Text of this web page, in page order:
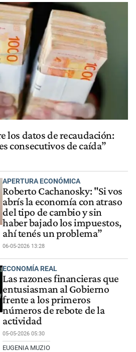
los datos de recaudación:
consecutivos de caída”
APERTURA ECONÓMICA
Roberto Cachanosky: "Si vos
abrís la economía con atraso
del tipo de cambio y sin
haber bajado los impuestos,
ahí tenés un problema”
06-05-2026 13:28
ECONOMÍA REAL
Las razones financieras que
entusiasman al Gobierno
frente a los primeros
números de rebote de la
actividad
05-05-2026 05:30
EUGENIA MUZIO